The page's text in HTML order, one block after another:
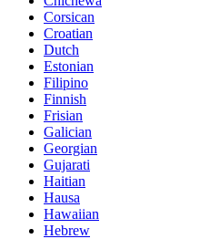
Corsican
Croatian
Dutch
Estonian
Filipino
Finnish
Frisian
Galician
Georgian
Gujarati
Haitian
Hausa
Hawaiian
Hebrew